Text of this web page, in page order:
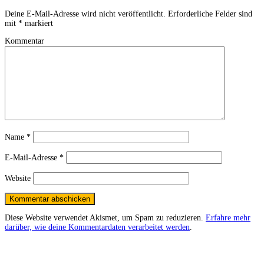
Deine E-Mail-Adresse wird nicht veröffentlicht. Erforderliche Felder sind
mit * markiert
Kommentar
Name *
E-Mail-Adresse *
Website
Diese Website verwendet Akismet, um Spam zu reduzieren. Erfahre mehr
darüber, wie deine Kommentardaten verarbeitet werden.